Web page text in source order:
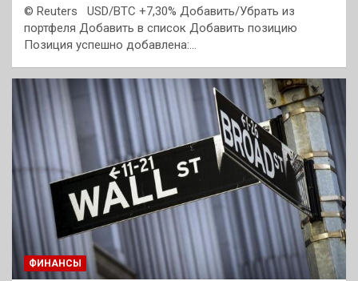
© Reuters USD/BTC +7,30% Добавить/Убрать из
портфеля Добавить в список Добавить позицию
Позиция успешно добавлена:…
ФИНАНСЫ